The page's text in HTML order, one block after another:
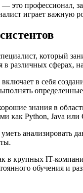
— это профессионал,
играет важную
который
в различных сферах,
в себя
знания в
как Python, Java или
анализировать
в крупных IT-
обучения и